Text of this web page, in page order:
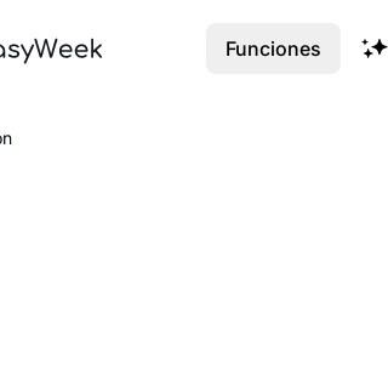
Funciones